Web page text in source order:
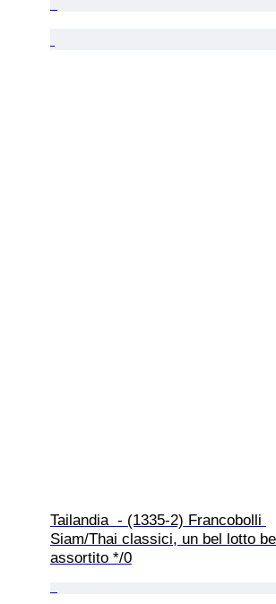
Tailandia  - (1335-2) Francobolli
Siam/Thai classici, un bel lotto
assortito */0